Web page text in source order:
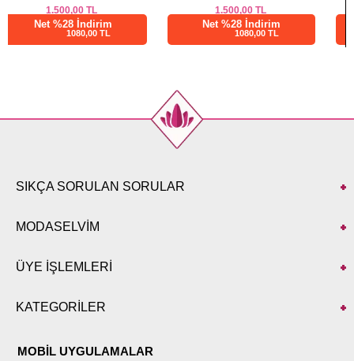
1.500,00
Net %28 İndirim
1080,00 TL
1.375,00
Net %28 İndirim
990,00 TL
SIKÇA SORULAN SORULAR
MODASELVİM
ÜYE İŞLEMLERİ
KATEGORİLER
MOBİL UYGULAMALAR